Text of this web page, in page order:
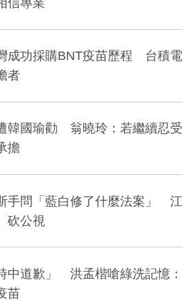
信專業
成功採購BNT疫苗歷程 台積電
者
韓國瑜勸 翁曉玲：若繼續忍受
擔
手問「藍白修了什麼法案」 江
砍公視
中道歉」 洪孟楷嗆綠洗記憶：
苗